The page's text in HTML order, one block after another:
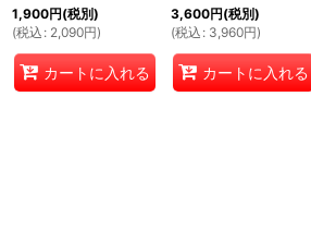
1,900円(税別)
(税込 : 2,090円)
カートに入れる
3,600円(税別)
(税込 : 3,960円)
カートに入れる